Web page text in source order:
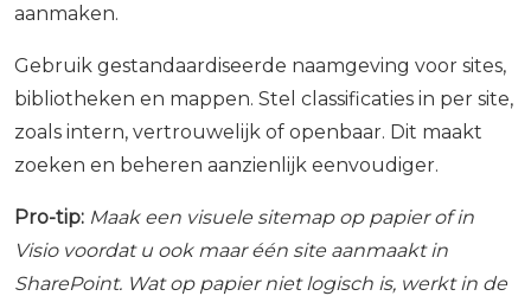
aanmaken.
Gebruik gestandaardiseerde naamgeving voor sites,
bibliotheken en mappen. Stel classificaties in per site,
zoals intern, vertrouwelijk of openbaar. Dit maakt
zoeken en beheren aanzienlijk eenvoudiger.
Pro-tip: Maak een visuele sitemap op papier of in
Visio voordat u ook maar één site aanmaakt in
SharePoint. Wat op papier niet logisch is, werkt in de